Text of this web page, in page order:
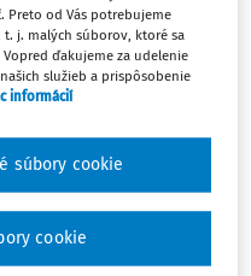
prečítali len
tejto oblasti je
portálu.
Preto od Vás potrebujeme
j. malých súborov, ktoré sa
ďakujeme za udelenie
služieb a prispôsobenie
informácií
súbory cookie
cookie